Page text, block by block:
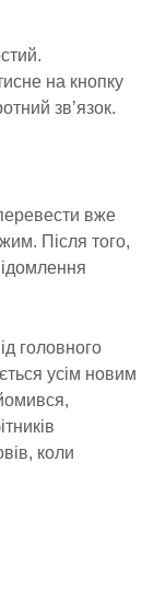
на кнопку
зв’язок.
вже
Після того,
головного
усім новим
коли